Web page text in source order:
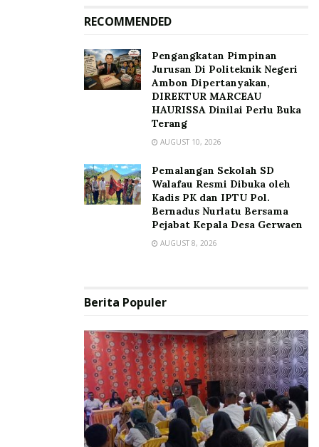
RECOMMENDED
Pengangkatan Pimpinan
Jurusan Di Politeknik Negeri
Ambon Dipertanyakan,
DIREKTUR MARCEAU
HAURISSA Dinilai Perlu Buka
Terang
AUGUST 10, 2026
Pemalangan Sekolah SD
Walafau Resmi Dibuka oleh
Kadis PK dan IPTU Pol.
Bernadus Nurlatu Bersama
Pejabat Kepala Desa Gerwaen
AUGUST 8, 2026
Berita Populer